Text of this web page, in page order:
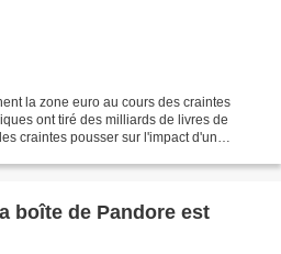
la zone euro au cours des craintes
ont tiré des milliards de livres de
craintes pousser sur l'impact d'un
boîte de Pandore est